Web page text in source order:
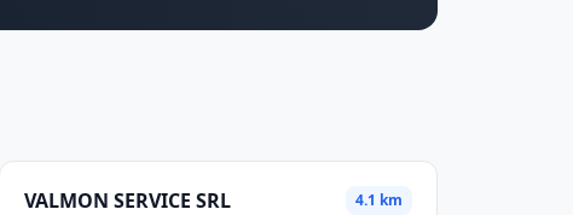
VALMON SERVICE SRL 4.1 km